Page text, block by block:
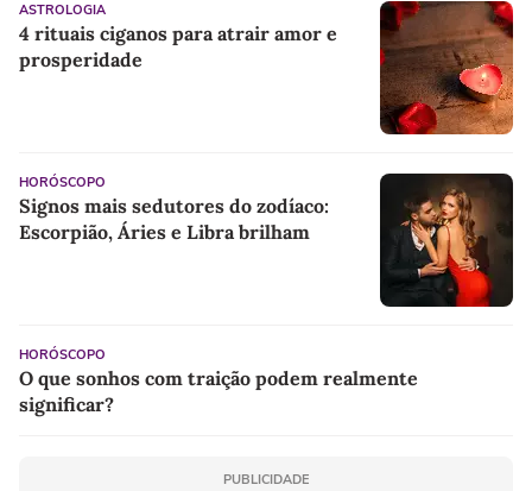
ASTROLOGIA
4 rituais ciganos para atrair amor e
prosperidade
HORÓSCOPO
Signos mais sedutores do zodíaco:
Escorpião, Áries e Libra brilham
HORÓSCOPO
O que sonhos com traição podem realmente
significar?
PUBLICIDADE